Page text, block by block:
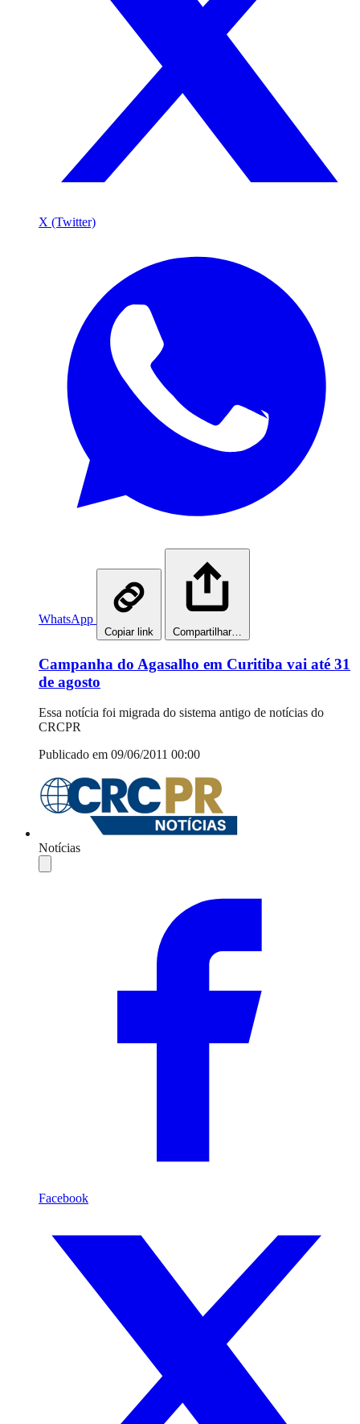
X (Twitter)
WhatsApp
Copiar link Compartilhar…
Campanha do Agasalho em Curitiba vai até 31
de agosto
Essa notícia foi migrada do sistema antigo de notícias do
CRCPR
Publicado em 09/06/2011 00:00
Notícias
Compartilhar
Facebook